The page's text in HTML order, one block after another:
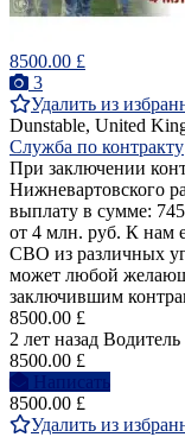
8500.00 £
3
Удалить из
Dunstable, United
Служба по контракту
При заключении
Нижневартовского
выплату в сумме:
от 4 млн. руб. К нам
СВО из различных
может любой
заключившим
8500.00 £
2 лет назад Водитель
8500.00 £
Написать
8500.00 £
Удалить из